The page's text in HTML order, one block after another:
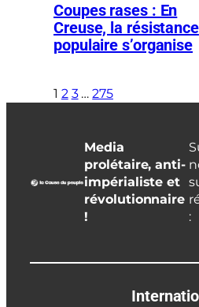
Coupes rases : En
Creuse, la résistance
populaire s’organise
1 2 3 … 275
Media
prolétaire, anti-
impérialiste et
révolutionnaire
!
: